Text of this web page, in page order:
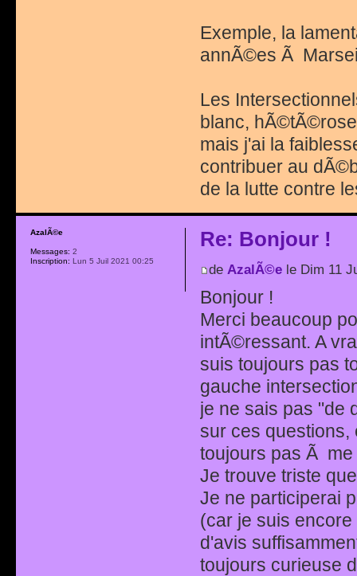
Exemple, la
annÃ©es Ã
Les
blanc,
mais j'ai la
contribuer au
de la lutte contre
Re: Bonjour !
de AzalÃ©ele Dim 11
Bonjour !
Merci beaucoup
intÃ©ressant. A
suis toujours pas
gauche
je ne sais pas "de
sur ces questions,
toujours pas Ã
Je trouve triste
Je ne participerai
(car je suis
d'avis
toujours curieuse
AzalÃ©e
Messages: 2
Inscription: Lun 5 Juil 2021 00:25